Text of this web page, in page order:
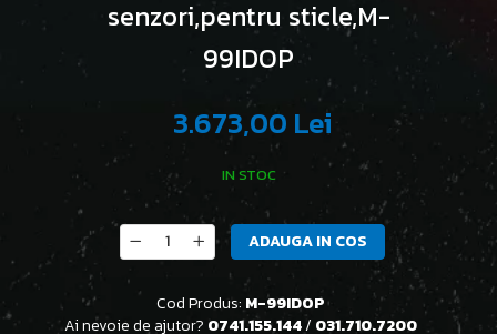
senzori,pentru sticle,M-
99IDOP
3.673,00 Lei
IN STOC
ADAUGA IN COS
Cod Produs: M-99IDOP
Ai nevoie de ajutor? 0741.155.144/ 031.710.7200